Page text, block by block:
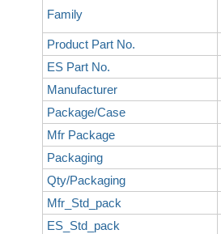
Family
Product Part No.
ES Part No.
Manufacturer
Package/Case
Mfr Package
Packaging
Qty/Packaging
Mfr_Std_pack
ES_Std_pack